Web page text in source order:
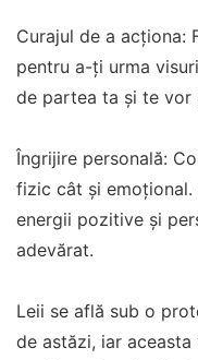
Curajul de a acționa:
pentru a-ți urma
de partea ta și te vor
Îngrijire personală:
fizic cât și emoțional.
energii pozitive și
adevărat.
Leii se află sub o
de astăzi, iar